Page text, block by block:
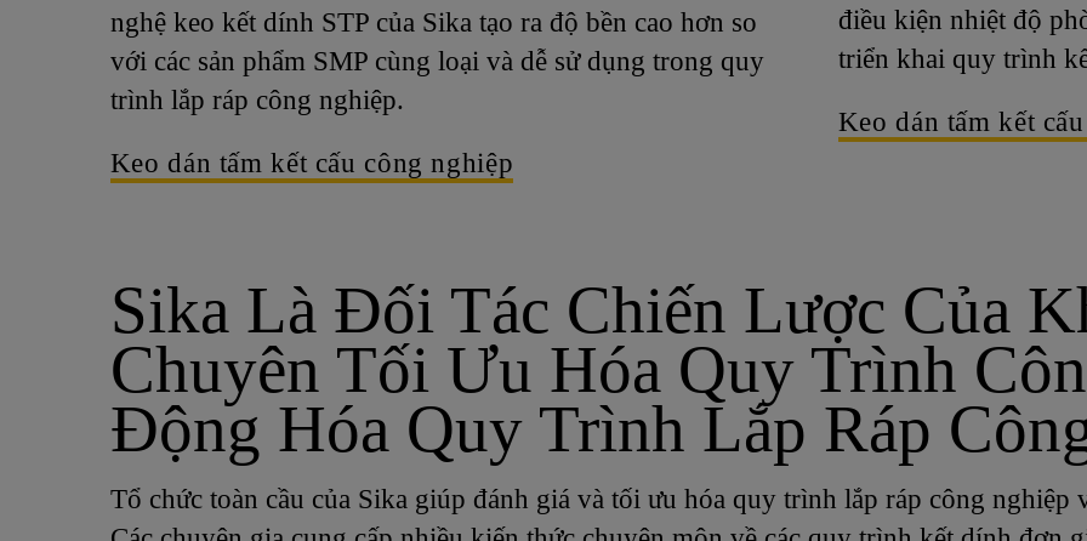
nghệ keo kết dính STP của Sika tạo ra độ bền cao hơn so
với các sản phẩm SMP cùng loại và dễ sử dụng trong quy
trình lắp ráp công nghiệp.
Keo dán tấm kết cấu công nghiệp
điều kiện nhiệt độ
triển khai quy trình
Keo dán tấm kết
Sika Là Đối Tác Chiến Lược Của
Chuyên Tối Ưu Hóa Quy Trình
Động Hóa Quy Trình Lắp Ráp
Tổ chức toàn cầu của Sika giúp đánh giá và tối ưu hóa quy trình lắp ráp công nghiệp